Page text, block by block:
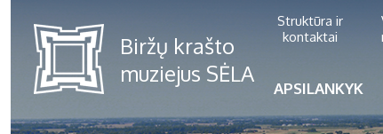
Struktūra ir
kontaktai
APSILANKYK